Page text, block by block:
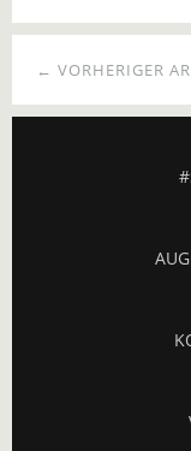
← VORHERIGER